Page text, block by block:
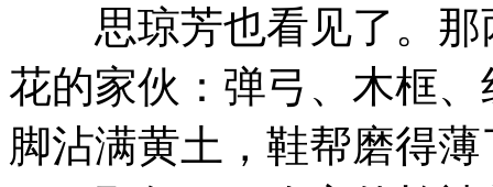
思琼芳也看见了。那
花的家伙：弹弓、木框
脚沾满黄土，鞋帮磨得